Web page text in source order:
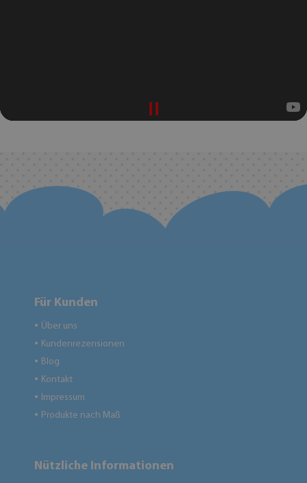
Für Kunden
● Über uns
● Kundenrezensionen
● Blog
● Kontakt
● Impressum
● Produkte nach Maß
Nützliche Informationen